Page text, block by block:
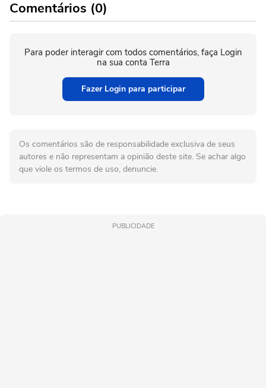
Comentários (0)
Para poder interagir com todos comentários, faça Login
na sua conta Terra
Fazer Login para participar
Os comentários são de responsabilidade exclusiva de seus
autores e não representam a opinião deste site. Se achar algo
que viole os termos de uso, denuncie.
PUBLICIDADE